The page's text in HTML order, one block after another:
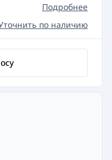
Подробнее
по наличию